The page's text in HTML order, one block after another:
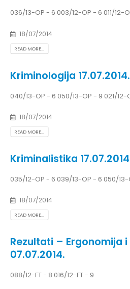
036/13-OP - 6 003/12-OP - 6 011/12-
18/07/2014
READ MORE...
Kriminologija
040/13-OP - 6 050/13-OP - 9 021/12-
18/07/2014
READ MORE...
Kriminalistika
035/12-OP - 6 039/13-OP - 6 050/
18/07/2014
READ MORE...
Rezultati – Ergonomija
07.07.2014.
088/12-FT - 8 016/12-FT - 9